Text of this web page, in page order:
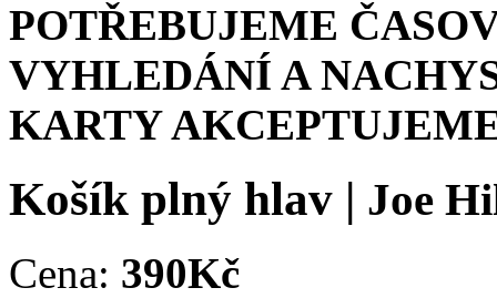
POTŘEBUJEME
VYHLEDÁNÍ A
KARTY
Košík plný hlav | Joe
Cena: 390Kč